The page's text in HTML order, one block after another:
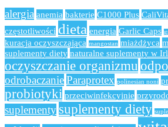
alergia anemia bakterie C1000 Plus
częstotliwości dieta energia Garlic Caps
kuracja oczyszczająca mangostan miażdżyca
suplementy diety naturalne suplementy w
oczyszczanie organizmu
odrobaczanieParaprotex polinesian noni
probiotyki przeciwinfekcyjnie
suplementy suplementy diety